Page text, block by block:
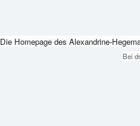
Die Homepage des Alexandrine-
Bei